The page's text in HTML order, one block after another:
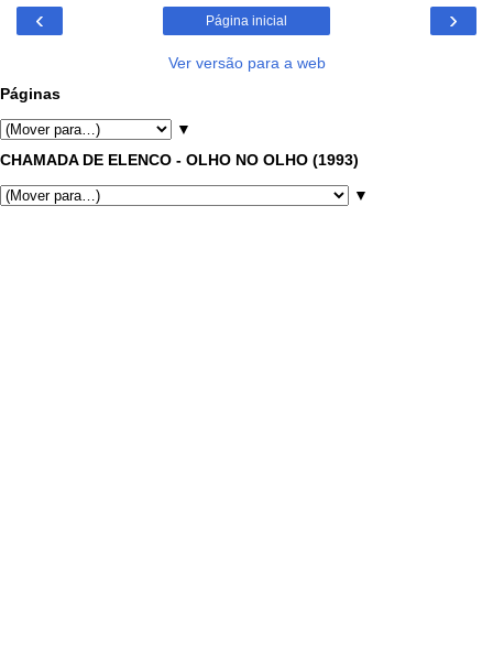
‹ ›
Página inicial
Ver versão para a web
Páginas
▼
CHAMADA DE ELENCO - OLHO NO OLHO (1993)
▼